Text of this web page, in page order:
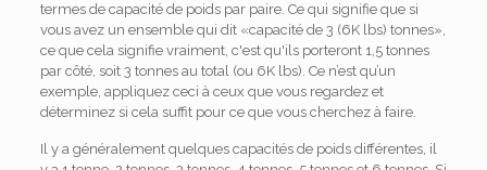
termes de capacité de poids par paire. Ce qui signifie que si
vous avez un ensemble qui dit «capacité de 3 (6K lbs) tonnes»,
ce que cela signifie vraiment, c'est qu'ils porteront 1,5 tonnes
par côté, soit 3 tonnes au total (ou 6K lbs). Ce n’est qu’un
exemple, appliquez ceci à ceux que vous regardez et
déterminez si cela suffit pour ce que vous cherchez à faire.
Il y a généralement quelques capacités de poids différentes, il